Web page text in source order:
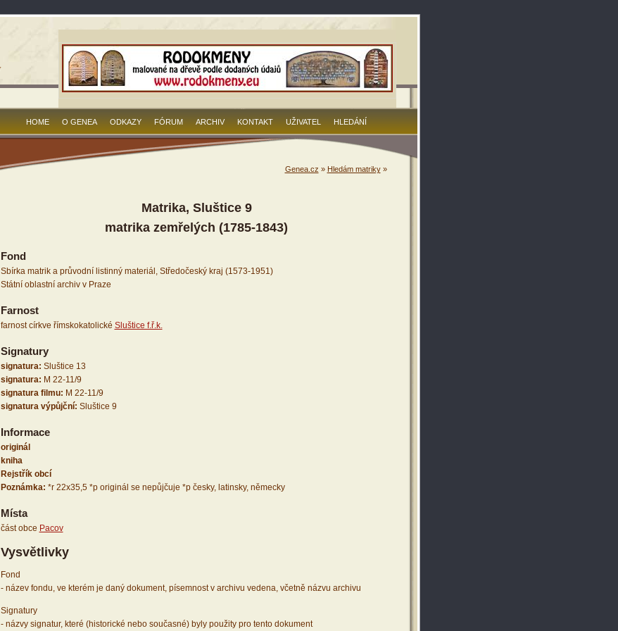
HOME O GENEA ODKAZY FÓRUM ARCHIV KONTAKT UŽIVATEL HLEDÁNÍ
Genea.cz » Hledám matriky»
Matrika, Sluštice 9
matrika zemřelých (1785-1843)
Fond
Sbírka matrik a průvodní listinný materiál, Středočeský kraj (1573-1951)
Státní oblastní archiv v Praze
Farnost
farnost církve římskokatolické Sluštice f.ř.k.
Signatury
signatura: Sluštice 13
signatura: M 22-11/9
signatura filmu: M 22-11/9
signatura výpůjční: Sluštice 9
Informace
originál
kniha
Rejstřík obcí
Poznámka: *r 22x35,5 *p originál se nepůjčuje *p česky, latinsky, německy
Místa
část obce Pacov
Vysvětlivky
Fond
- název fondu, ve kterém je daný dokument, písemnost v archivu vedena, včetně názvu archivu
Signatury
- názvy signatur, které (historické nebo současné) byly použity pro tento dokument